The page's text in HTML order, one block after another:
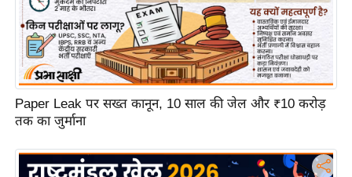
स
मं
त्रा
रि
ले
श
शि
Paper Leak पर सख्त कानून, 10 साल की जेल और ₹10 करोड़
तक का जुर्माना